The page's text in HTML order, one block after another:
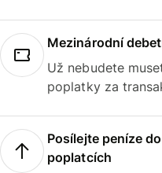
Mezinárodní
Už nebudete
poplatky za
Posílejte peníze
poplatcích